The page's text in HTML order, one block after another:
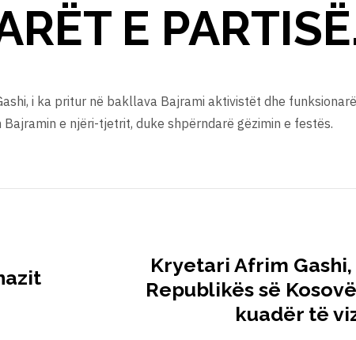
E
i ka pritur në bakllava Bajrami aktivistët dhe
e njëri-tjetrit, duke shpërndarë gëzimin e festës.
Kryetari Afrim
Republikës së
kuadër të